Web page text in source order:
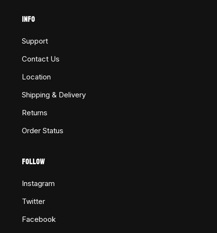
INFO
Support
Contact Us
Location
Shipping & Delivery
Returns
Order Status
FOLLOW
Instagram
Twitter
Facebook